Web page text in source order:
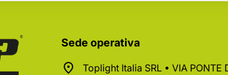
Sede operativa
Toplight Italia SRL • VIA PONTE